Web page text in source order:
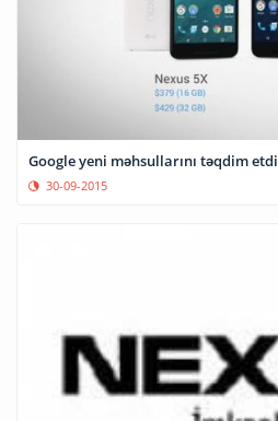
Google yeni məhsullarını təqdim etdi
30-09-2015